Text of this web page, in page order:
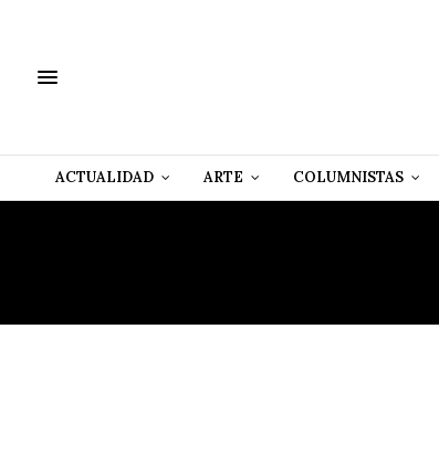
ACTUALIDAD ARTE COLUMNISTAS